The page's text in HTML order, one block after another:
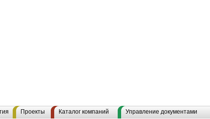
Проекты Каталог компаний Управление документами